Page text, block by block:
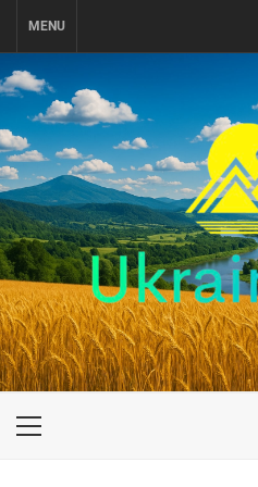
MENU
UKRAINE-IS
ПОДОРОЖI ПО УКРАЇНІ
Primary